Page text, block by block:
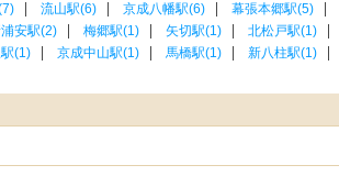
流山駅(6) 京成八幡駅(6) 幕張本郷駅(5)
安駅(2) 梅郷駅(1) 矢切駅(1) 北松戸駅(1)
(1) 京成中山駅(1) 馬橋駅(1) 新八柱駅(1)